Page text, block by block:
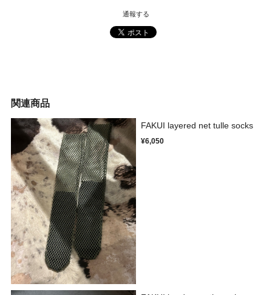
通報する
関連商品
FAKUI layered net tulle socks
¥6,050